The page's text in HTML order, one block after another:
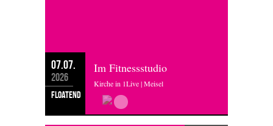
07.07.
2026
floatend
Im Fitnessstudio
Kirche in 1Live | Meisel